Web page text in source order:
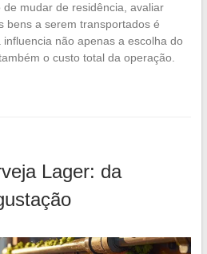
mudar de residência, avaliar
bens a serem transportados é
não apenas a escolha do
o custo total da operação.
Lager: da